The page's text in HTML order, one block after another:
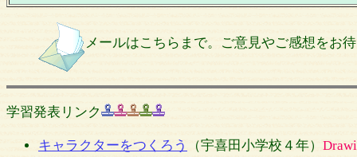
メールはこちらまで。ご意見やご感想を
学習発表リンク
キャラクターをつくろう （宇喜田小学校４年）